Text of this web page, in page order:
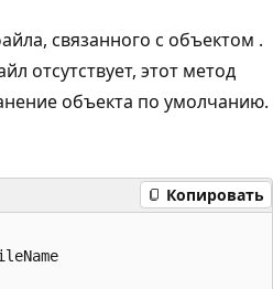
связанного с объектом .
отсутствует, этот метод
объекта по умолчанию.
Копировать